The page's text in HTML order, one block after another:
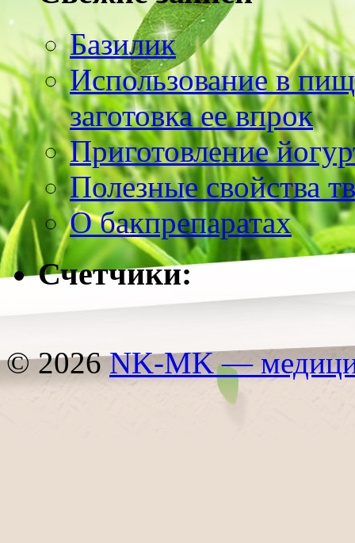
Базилик
Использование в
заготовка ее впрок
Приготовление
Полезные свойства
О бакпрепаратах
Счетчики:
© 2026NK-MK —